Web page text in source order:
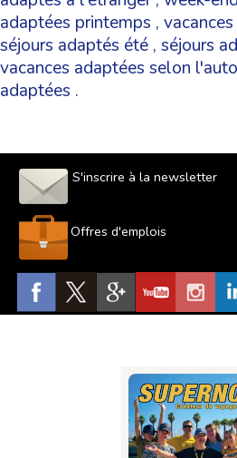
adaptées printemps ,
séjours adaptés été , séjours
vacances adaptées selon
adaptées .
S'inscrire à la newsletter
Offres d'emplois